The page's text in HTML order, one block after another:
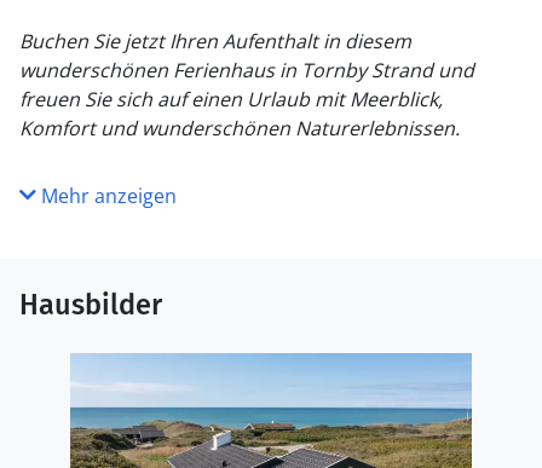
Buchen Sie jetzt Ihren Aufenthalt in diesem
wunderschönen Ferienhaus in Tornby Strand und
freuen Sie sich auf einen Urlaub mit Meerblick,
Komfort und wunderschönen Naturerlebnissen.
Mehr anzeigen
Hausbilder